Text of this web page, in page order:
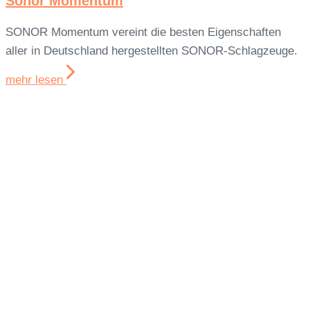
SONOR Momentum vereint die besten Eigenschaften
aller in Deutschland hergestellten SONOR-Schlagzeuge.
mehr lesen